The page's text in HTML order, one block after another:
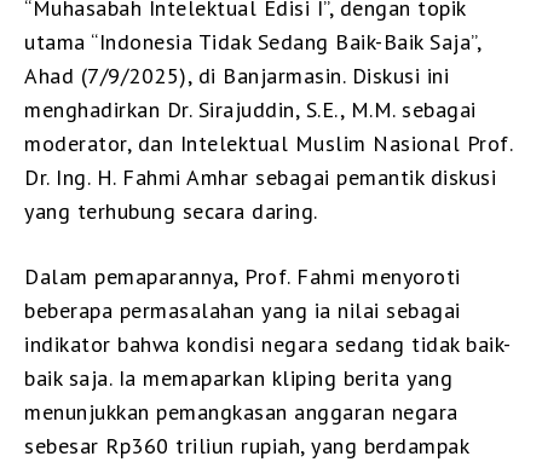
“Muhasabah Intelektual Edisi I”, dengan topik
utama “Indonesia Tidak Sedang Baik-Baik Saja”,
Ahad (7/9/2025), di Banjarmasin. Diskusi ini
menghadirkan Dr. Sirajuddin, S.E., M.M. sebagai
moderator, dan Intelektual Muslim Nasional Prof.
Dr. Ing. H. Fahmi Amhar sebagai pemantik diskusi
yang terhubung secara daring.
Dalam pemaparannya, Prof. Fahmi menyoroti
beberapa permasalahan yang ia nilai sebagai
indikator bahwa kondisi negara sedang tidak baik-
baik saja. Ia memaparkan kliping berita yang
menunjukkan pemangkasan anggaran negara
sebesar Rp360 triliun rupiah, yang berdampak